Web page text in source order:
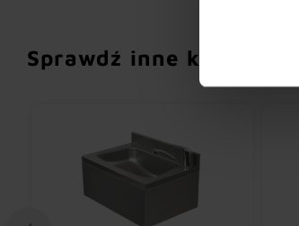
Sprawdź inne kategorie